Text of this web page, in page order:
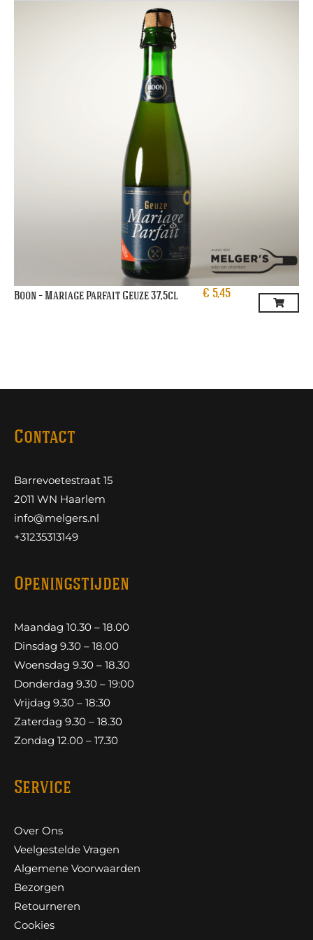
Boon – Mariage Parfait Geuze 37,5cl € 5,45
Contact
Barrevoetestraat 15
2011 WN Haarlem
info@melgers.nl
+31235313149
Openingstijden
Maandag 10.30 – 18.00
Dinsdag 9.30 – 18.00
Woensdag 9.30 – 18.30
Donderdag 9.30 – 19:00
Vrijdag 9.30 – 18:30
Zaterdag 9.30 – 18.30
Zondag 12.00 – 17.30
Service
Over Ons
Veelgestelde Vragen
Algemene Voorwaarden
Bezorgen
Retourneren
Cookies